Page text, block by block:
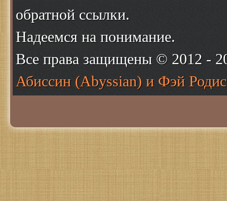
обратной ссылки.
Надеемся на понимание.
Все права защищены © 2012 -
Абиссин (Abyssian) и Фэй